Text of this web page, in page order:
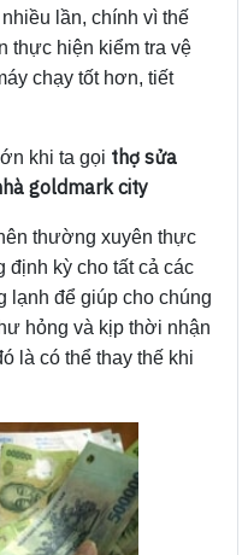
lần, chính vì thế
thực hiện kiểm tra vệ
chạy tốt hơn, tiết
khi ta gọi thợ sửa
goldmark city
thường xuyên thực
định kỳ cho tất cả các
lạnh để giúp cho chúng
hỏng và kịp thời nhận
là có thể thay thế khi